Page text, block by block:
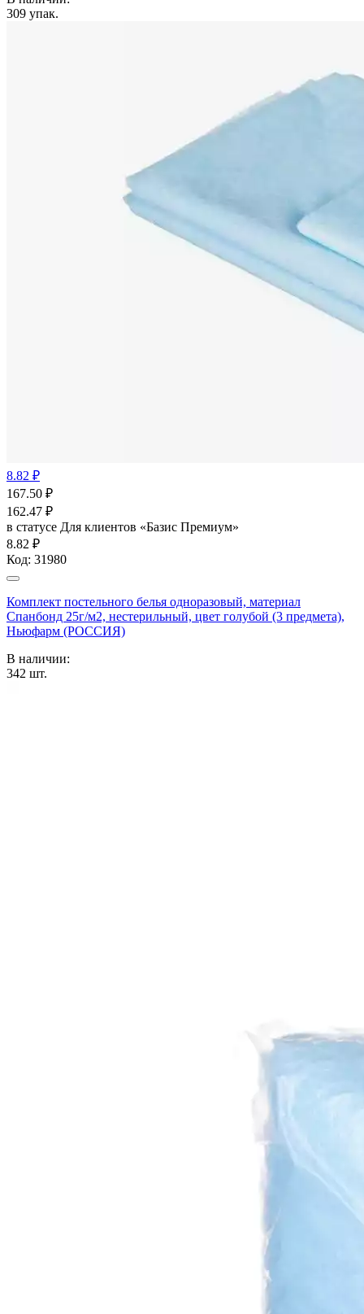
309 упак.
8.82 ₽
167.50 ₽
162.47 ₽
в статусе Для клиентов «Базис Премиум»
8.82 ₽
Код: 31980
Комплект постельного белья одноразовый, материал
Спанбонд 25г/м2, нестерильный, цвет голубой (3 предмета),
Ньюфарм (РОССИЯ)
В наличии:
342 шт.